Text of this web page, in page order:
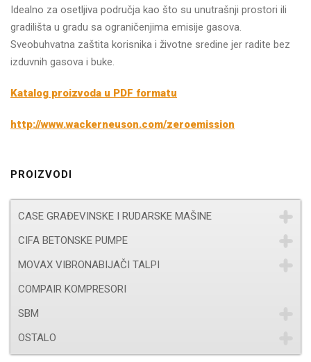
Idealno za osetljiva područja kao što su unutrašnji prostori ili
gradilišta u gradu sa ograničenjima emisije gasova.
Sveobuhvatna zaštita korisnika i životne sredine jer radite bez
izduvnih gasova i buke.
Katalog proizvoda u PDF formatu
http://www.wackerneuson.com/zeroemission
PROIZVODI
CASE GRAĐEVINSKE I RUDARSKE MAŠINE
CIFA BETONSKE PUMPE
MOVAX VIBRONABIJAČI TALPI
COMPAIR KOMPRESORI
SBM
OSTALO